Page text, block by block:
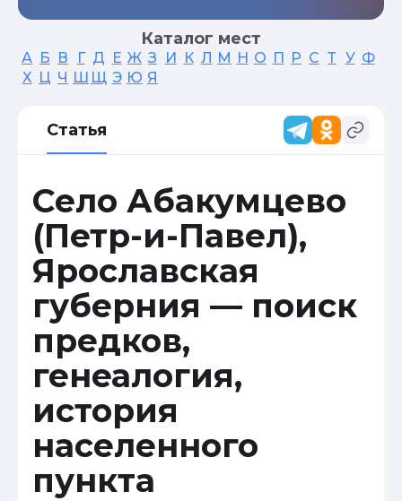
Каталог мест
А Б В Г Д Е Ж З И К Л М Н О П Р С Т У Ф
Х Ц Ч Ш Щ Э Ю Я
Статья
Село Абакумцево
(Петр-и-Павел),
Ярославская
губерния — поиск
предков,
генеалогия,
история
населенного
пункта